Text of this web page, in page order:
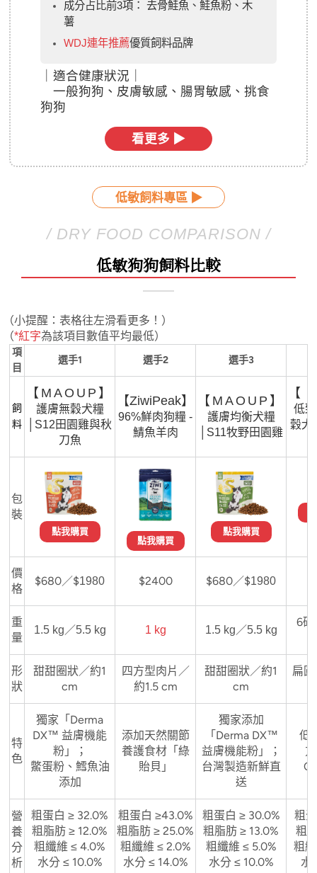
成分占比前3項： 去骨鮭魚、鮭魚粉、木
薯
WDJ連年推薦優質飼料品牌
適合健康狀況｜
一般狗狗、皮膚敏感、腸胃敏感、挑食
狗狗
看更多 ▶
低敏飼料專區 ▶
/ DRY FOOD COMPARISON /
低敏狗狗飼料比較
（小提醒：表格往左滑看更多！）
（*紅字為該項目數值平均最低）
項
目
選手1 選手2 選手3
飼
料
【MAOUP】
護膚無穀犬糧
│S12田園雞與秋
刀魚
【ZiwiPeak】
96%鮮肉狗糧 -
鯖魚羊肉
【MAOUP】
護膚均衡犬糧
│S11牧野田園雞
低
穀犬
包
裝
點我購買
點我購買
點我購買
價
格
$680／$1980 $2400 $680／$1980
重
量
1.5 kg／5.5 kg 1 kg 1.5 kg／5.5 kg
6磅
形
狀
甜甜圈狀／約1
cm
四方型肉片／
約1.5 cm
甜甜圈狀／約1
cm
扁
特
色
獨家「Derma
DX™ 益膚機能
粉」；
鱉蛋粉、鱈魚油
添加
添加天然關節
養護食材「綠
貽貝」
獨家添加
「Derma DX™
益膚機能粉」；
台灣製造新鮮直
送
低
營
養
分
析
粗蛋白 ≥ 32.0%
粗脂肪 ≥ 12.0%
粗纖維 ≤ 4.0%
水分 ≤ 10.0%
粗蛋白 ≥43.0%
粗脂肪 ≥ 25.0%
粗纖維 ≤ 2.0%
水分 ≤ 14.0%
粗蛋白 ≥ 30.0%
粗脂肪 ≥ 13.0%
粗纖維 ≤ 5.0%
水分 ≤ 10.0%
粗
粗
粗
水